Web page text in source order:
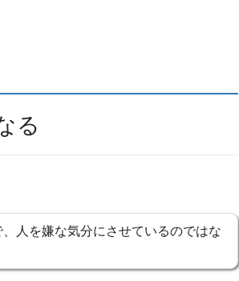
る
人を嫌な気分にさせているのではな